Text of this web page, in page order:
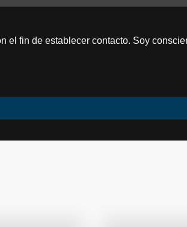
el fin de establecer contacto. Soy